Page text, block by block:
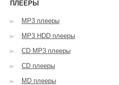
ПЛЕЕРЫ
MP3 плееры
MP3 HDD плееры
CD MP3 плееры
CD плееры
MD плееры